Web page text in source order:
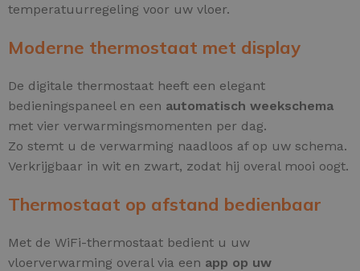
temperatuurregeling voor uw vloer.
Moderne thermostaat met display
De digitale thermostaat heeft een elegant
bedieningspaneel en een automatisch weekschema
met vier verwarmingsmomenten per dag.
Zo stemt u de verwarming naadloos af op uw schema.
Verkrijgbaar in wit en zwart, zodat hij overal mooi oogt.
Thermostaat op afstand bedienbaar
Met de WiFi-thermostaat bedient u uw
vloerverwarming overal via een app op uw